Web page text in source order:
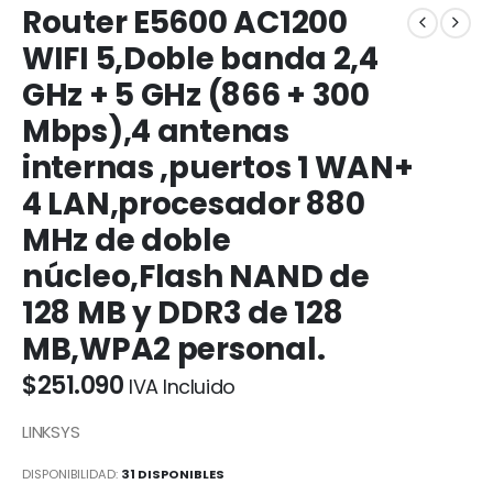
Router E5600 AC1200
WIFI 5,Doble banda 2,4
GHz + 5 GHz (866 + 300
Mbps),4 antenas
internas ,puertos 1 WAN+
4 LAN,procesador 880
MHz de doble
núcleo,Flash NAND de
128 MB y DDR3 de 128
MB,WPA2 personal.
$251.090 IVA Incluido
LINKSYS
DISPONIBILIDAD: 31 DISPONIBLES